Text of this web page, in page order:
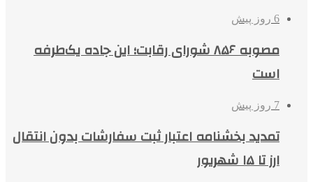
6 روز پیش
مصوبه ۸۵۶ شورای رقابت؛ این جاده یک‌طرفه
است
7 روز پیش
تمدید بخشنامه اعتبار ثبت سفارشات بدون انتقال
ارز تا ۱۵ شهریور